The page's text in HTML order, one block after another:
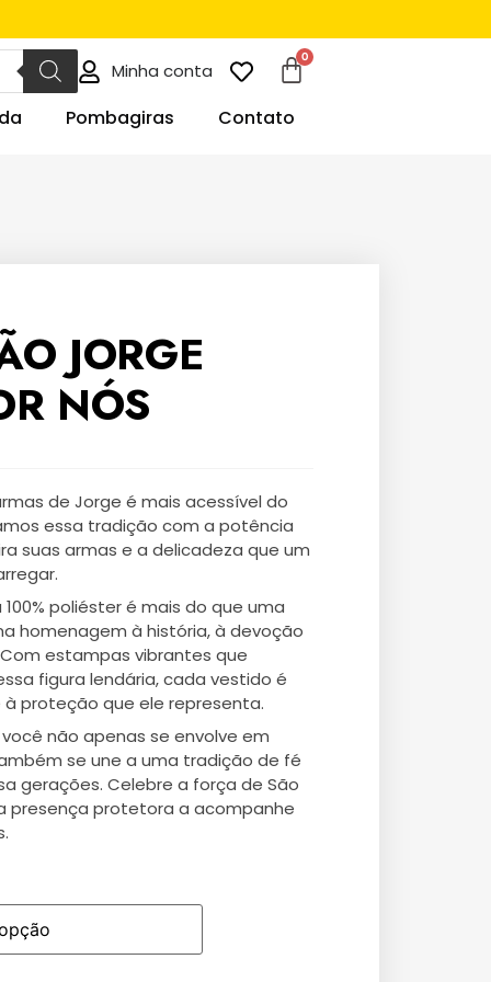
Minha conta
Pombagiras Contato
JORGE
NÓS
de Jorge é mais acessível do
essa tradição com a potência
suas armas e a delicadeza que um
poliéster é mais do que uma
homenagem à história, à devoção
estampas vibrantes que
figura lendária, cada vestido é
proteção que ele representa.
não apenas se envolve em
se une a uma tradição de fé
gerações. Celebre a força de São
presença protetora a acompanhe